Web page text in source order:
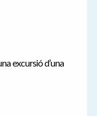
excursió d’una